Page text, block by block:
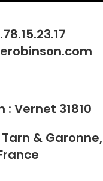
: Vernet 31810
& Garonne,